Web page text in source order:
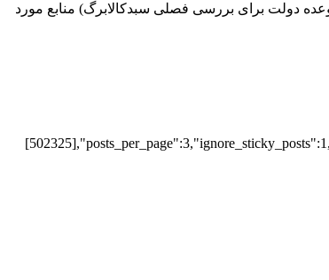
وعده دولت برای بررسی فصلی سبدکالابرگ) منابع مورد